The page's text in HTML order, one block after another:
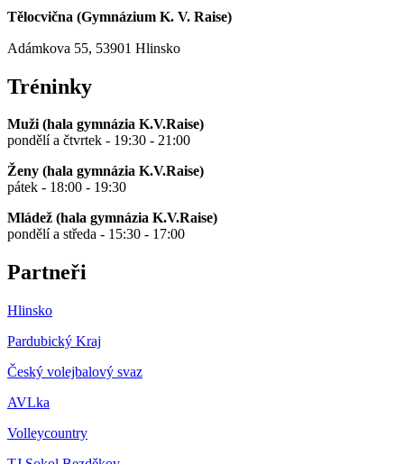
Tělocvična (Gymnázium K. V. Raise)
Adámkova 55, 53901 Hlinsko
Tréninky
Muži (hala gymnázia K.V.Raise)
pondělí a čtvrtek - 19:30 - 21:00
Ženy (hala gymnázia K.V.Raise)
pátek - 18:00 - 19:30
Mládež (hala gymnázia K.V.Raise)
pondělí a středa - 15:30 - 17:00
Partneři
Hlinsko
Pardubický Kraj
Český volejbalový svaz
AVLka
Volleycountry